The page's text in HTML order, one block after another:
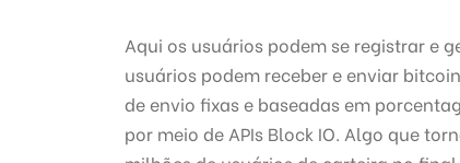
Aqui os usuários podem se registrar e
usuários podem receber e enviar
de envio fixas e baseadas em
por meio de APIs Block IO. Algo que